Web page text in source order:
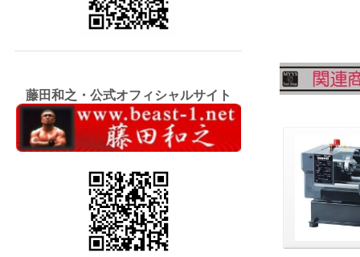
藤田和之・公式オフィシャルサイト